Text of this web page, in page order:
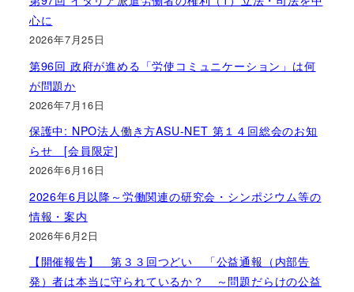
心に
2026年7月25日
第96回 政府が進める「労使コミュニケーション」は何
が問題か
2026年7月16日
保護中: NPO法人働き方ASU-NET 第１４回総会のお知
らせ [会員限定]
2026年6月16日
2026年6月以降～労働関連の研究会・シンポジウム等の
情報・案内
2026年6月2日
【開催報告】 第３３回つどい 「公益通報（内部告
発）者は本当に守られているか？ ～問題だらけの公益